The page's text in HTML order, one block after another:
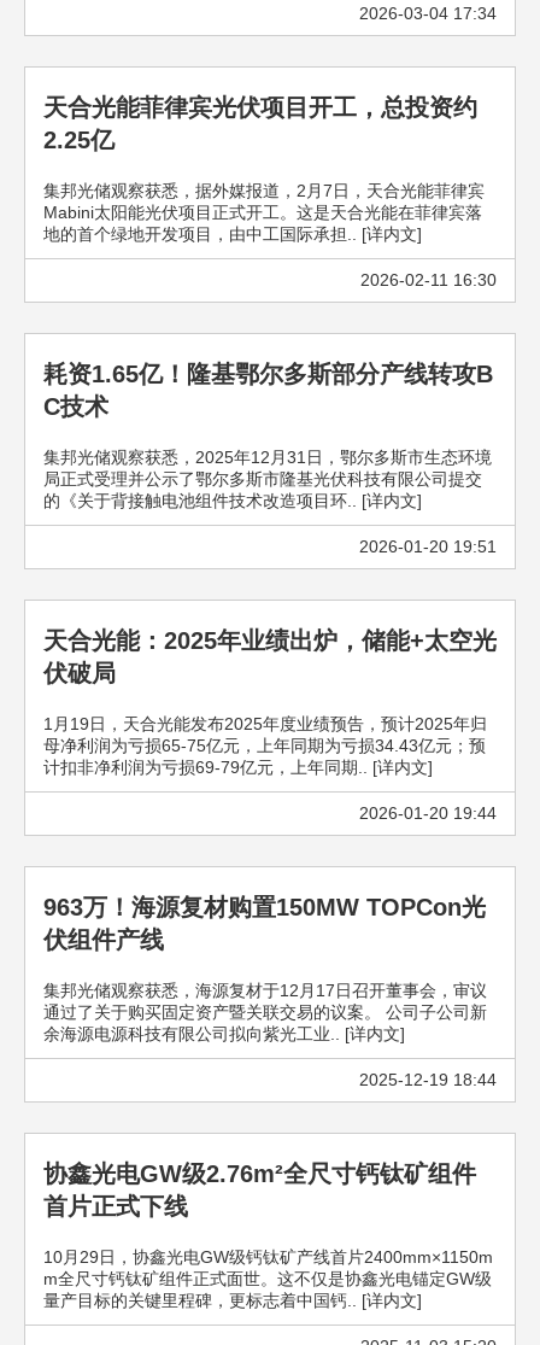
2026-03-04 17:34
天合光能菲律宾光伏项目开工，总投资约
2.25亿
集邦光储观察获悉，据外媒报道，2月7日，天合光能菲律宾
Mabini太阳能光伏项目正式开工。这是天合光能在菲律宾落
地的首个绿地开发项目，由中工国际承担.. [详内文]
2026-02-11 16:30
耗资1.65亿！隆基鄂尔多斯部分产线转攻B
C技术
集邦光储观察获悉，2025年12月31日，鄂尔多斯市生态环境
局正式受理并公示了鄂尔多斯市隆基光伏科技有限公司提交
的《关于背接触电池组件技术改造项目环.. [详内文]
2026-01-20 19:51
天合光能：2025年业绩出炉，储能+太空光
伏破局
1月19日，天合光能发布2025年度业绩预告，预计2025年归
母净利润为亏损65-75亿元，上年同期为亏损34.43亿元；预
计扣非净利润为亏损69-79亿元，上年同期.. [详内文]
2026-01-20 19:44
963万！海源复材购置150MW TOPCon光
伏组件产线
集邦光储观察获悉，海源复材于12月17日召开董事会，审议
通过了关于购买固定资产暨关联交易的议案。 公司子公司新
余海源电源科技有限公司拟向紫光工业.. [详内文]
2025-12-19 18:44
协鑫光电GW级2.76m²全尺寸钙钛矿组件
首片正式下线
10月29日，协鑫光电GW级钙钛矿产线首片2400mm×1150m
m全尺寸钙钛矿组件正式面世。这不仅是协鑫光电锚定GW级
量产目标的关键里程碑，更标志着中国钙.. [详内文]